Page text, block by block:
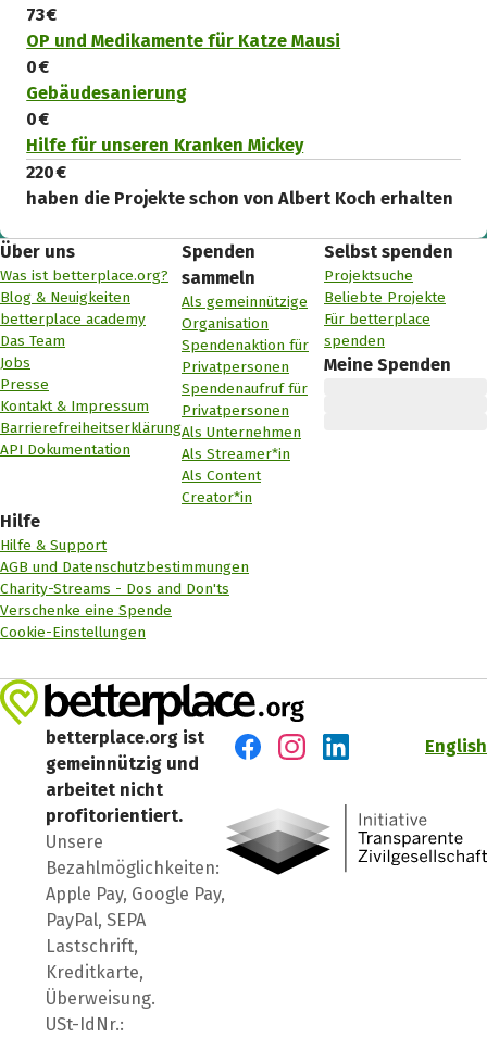
73 €
OP und Medikamente für Katze Mausi
0 €
Gebäudesanierung
0 €
Hilfe für unseren Kranken Mickey
220 €
haben die Projekte schon von Albert Koch erhalten
Über uns
Was ist betterplace.org?
Blog & Neuigkeiten
betterplace academy
Das Team
Jobs
Presse
Kontakt & Impressum
Barrierefreiheitserklärung
API Dokumentation
Spenden
sammeln
Als gemeinnützige
Organisation
Spendenaktion für
Privatpersonen
Spendenaufruf für
Privatpersonen
Als Unternehmen
Als Streamer*in
Als Content
Creator*in
Selbst spenden
Projektsuche
Beliebte Projekte
Für betterplace
spenden
Meine Spenden
Hilfe
Hilfe & Support
AGB und Datenschutzbestimmungen
Charity-Streams - Dos and Don'ts
Verschenke eine Spende
Cookie-Einstellungen
betterplace.org ist
gemeinnützig und
arbeitet nicht
profitorientiert.
Unsere
Bezahlmöglichkeiten:
Apple Pay, Google Pay,
PayPal, SEPA
Lastschrift,
Kreditkarte,
Überweisung.
USt-IdNr.:
English